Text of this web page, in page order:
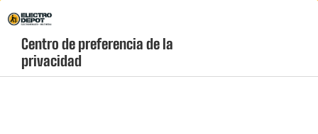
Menú
geolocation-header-icon-text
account
Centro de preferencia de la
privacidad